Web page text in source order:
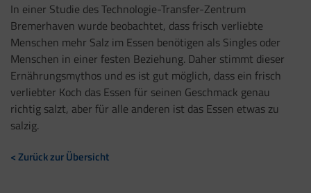
In einer Studie des Technologie-Transfer-Zentrum
Bremerhaven wurde beobachtet, dass frisch verliebte
Menschen mehr Salz im Essen benötigen als Singles oder
Menschen in einer festen Beziehung. Daher stimmt dieser
Ernährungsmythos und es ist gut möglich, dass ein frisch
verliebter Koch das Essen für seinen Geschmack genau
richtig salzt, aber für alle anderen ist das Essen etwas zu
salzig.
< Zurück zur Übersicht